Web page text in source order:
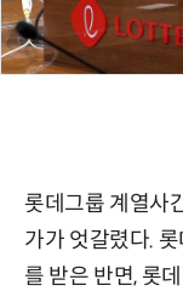
롯데그룹 계열사
가가 엇갈렸다.
를 받은 반면, 롯